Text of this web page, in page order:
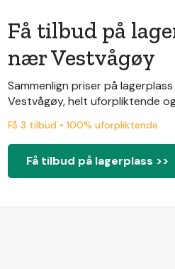
Få tilbud på
nær Vestvågøy
Sammenlign priser på
Vestvågøy, helt uforpliktende
Få 3 tilbud • 100% uforpliktende
Få tilbud på lagerplass >>